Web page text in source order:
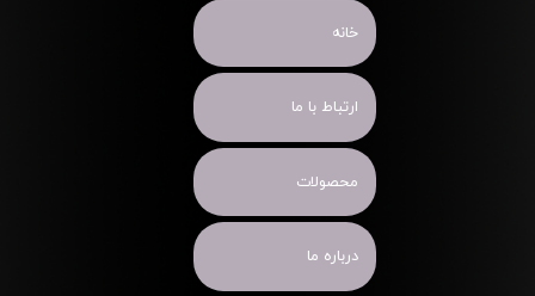
خانه
ارتباط با ما
محصولات
درباره ما